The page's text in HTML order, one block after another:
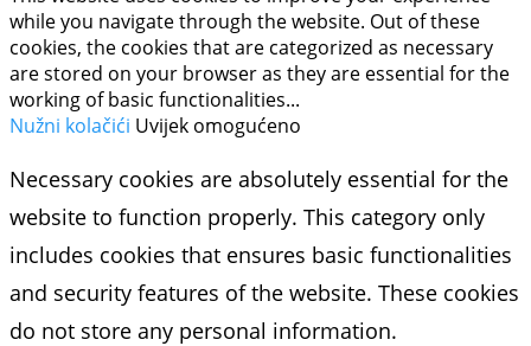
while you navigate through the website. Out of these
cookies, the cookies that are categorized as necessary
are stored on your browser as they are essential for the
working of basic functionalities...
Nužni kolačići Uvijek omogućeno
Necessary cookies are absolutely essential for the
website to function properly. This category only
includes cookies that ensures basic functionalities
and security features of the website. These cookies
do not store any personal information.